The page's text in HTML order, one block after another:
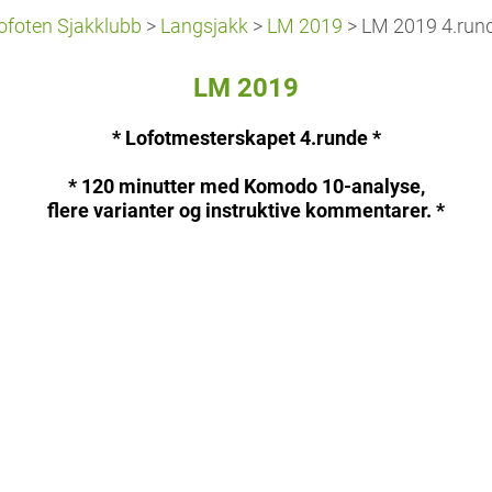
Sjakklubb > Langsjakk > LM 2019 > LM 2019
LM 2019
* Lofotmesterskapet 4.runde *
* 120 minutter med Komodo 10-analyse,
flere varianter og instruktive kommentarer. *